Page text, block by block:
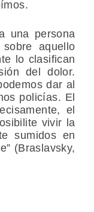
una persona
aquello
lo clasifican
del dolor.
dar al
policías. El
el
vivir la
sumidos en
(Braslavsky,